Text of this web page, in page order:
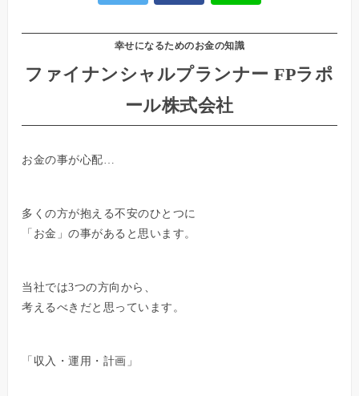
幸せになるためのお金の知識
ファイナンシャルプランナー FPラポ
ール株式会社
お金の事が心配…
多くの方が抱える不安のひとつに
「お金」の事があると思います。
当社では3つの方向から、
考えるべきだと思っています。
「収入・運用・計画」